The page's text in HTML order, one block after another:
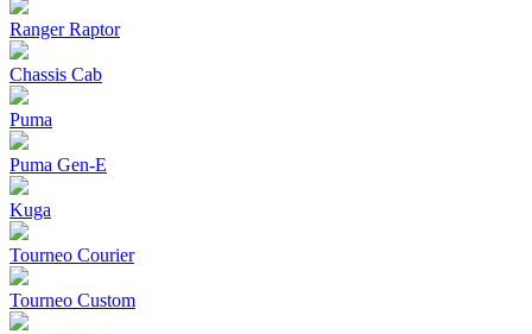
Ranger Raptor
Chassis Cab
Puma
Puma Gen‑E
Kuga
Tourneo Courier
Tourneo Custom